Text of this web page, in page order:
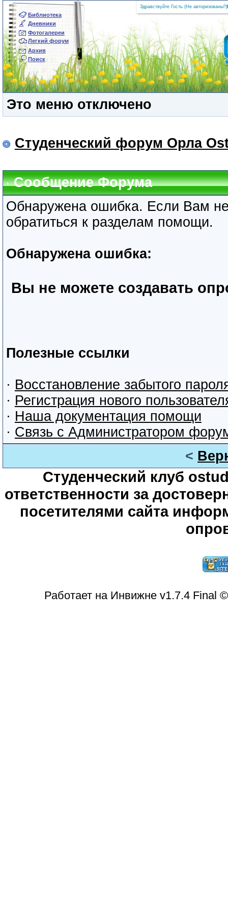
Библиотека
Дневники
Фотогалереи
Легкий форум
Архив
Поиск
Здравствуйте Гость (Не авторизованы?
Это меню отключено
Студенческий форум Орла
Сообщение Форума
Обнаружена ошибка. Если Вам
обратиться к разделам помощи.
Обнаружена ошибка:
Вы не можете создавать
Полезные ссылки
· Восстановление забытого
· Регистрация нового
· Наша документация помощи
· Связь с Администратором
<
Студенческий клуб
ответственности за
посетителями сайта
Работает на Инвижне v1.7.4 Final